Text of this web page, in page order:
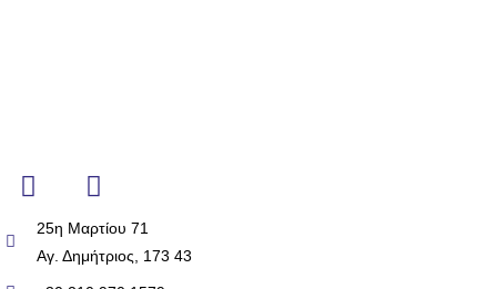
25η Μαρτίου 71
Αγ. Δημήτριος, 173 43